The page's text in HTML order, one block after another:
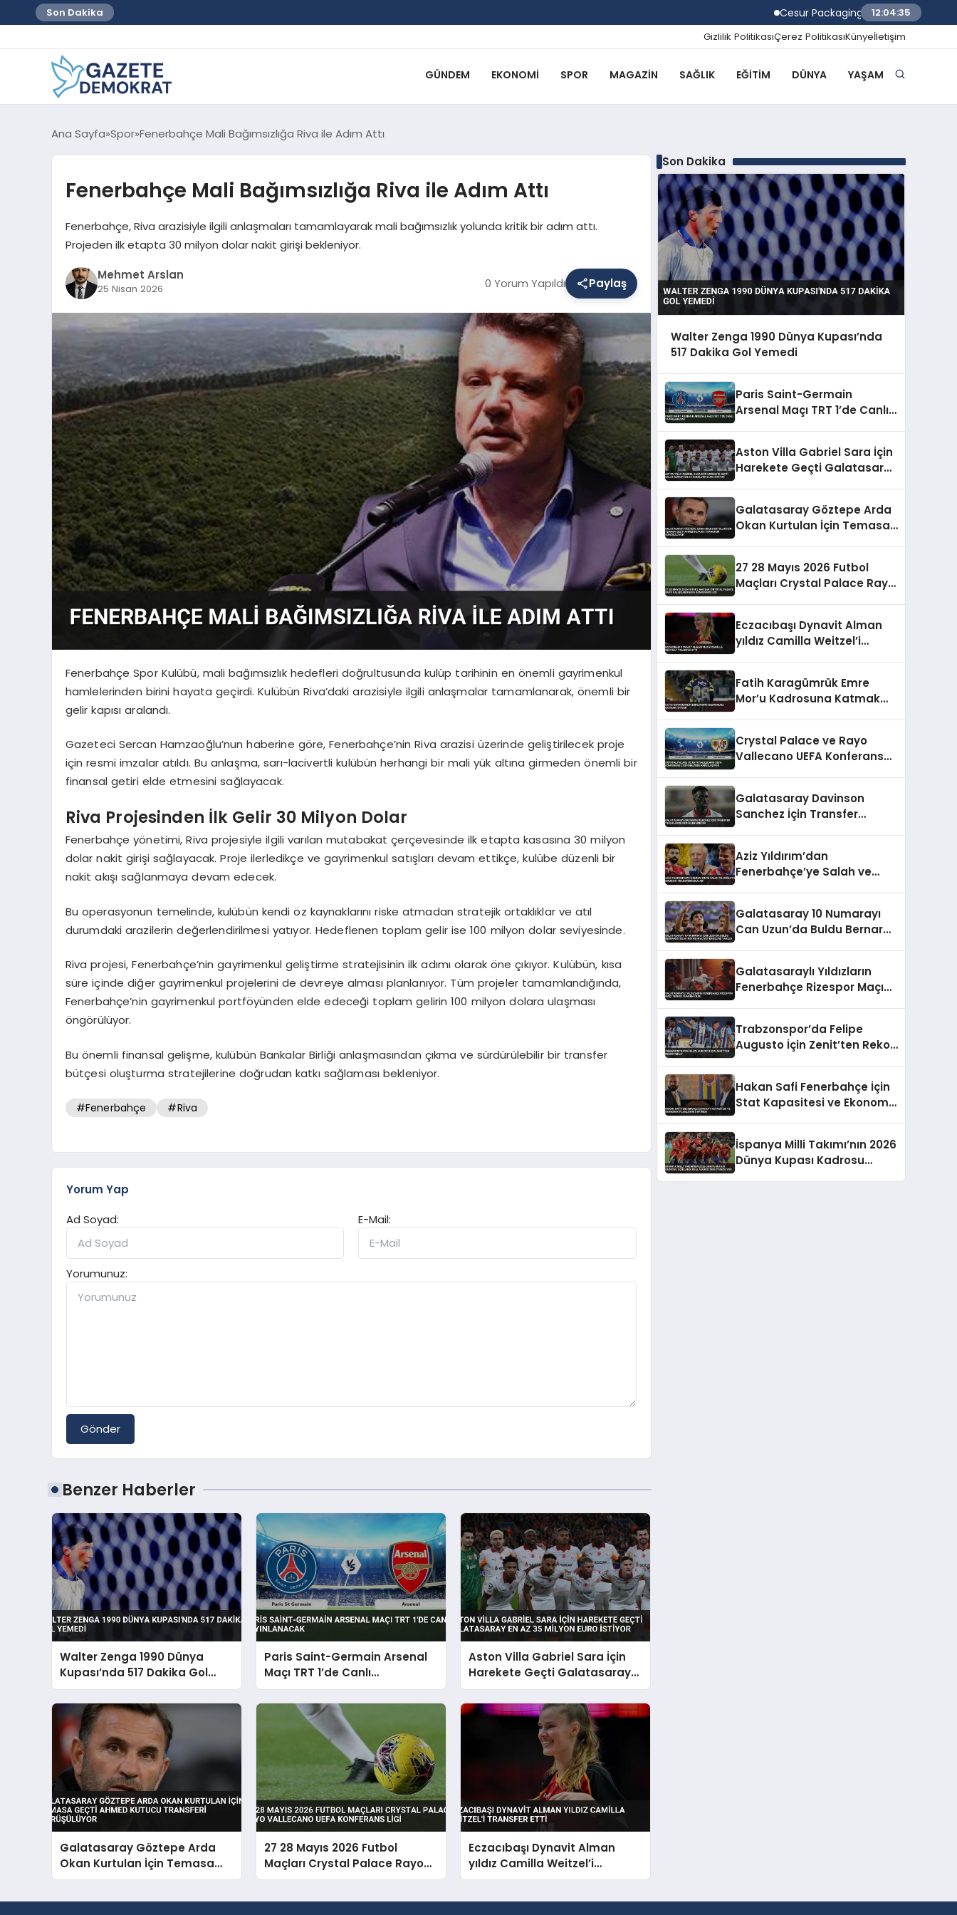
Son Dakika Cesur Packaging, Mısır’daki Üretim
12:04:36
Gizlilik PolitikasıÇerez PolitikasıKünyeİletişim
GÜNDEM EKONOMI SPOR MAGAZIN SAĞLIK EĞITIM DÜNYA YAŞAM
Ana Sayfa Spor Fenerbahçe Mali Bağımsızlığa Riva ile Adım Attı
Fenerbahçe Mali Bağımsızlığa Riva ile Adım Attı
Fenerbahçe, Riva arazisiyle ilgili anlaşmaları tamamlayarak mali bağımsızlık yolunda kritik bir adım attı.
Projeden ilk etapta 30 milyon dolar nakit girişi bekleniyor.
Mehmet Arslan
25 Nisan 2026 0 Yorum Yapıldı Paylaş
Fenerbahçe Spor Kulübü, mali bağımsızlık hedefleri doğrultusunda kulüp tarihinin en önemli gayrimenkul
hamlelerinden birini hayata geçirdi. Kulübün Riva’daki arazisiyle ilgili anlaşmalar tamamlanarak, önemli bir
gelir kapısı aralandı.
Gazeteci Sercan Hamzaoğlu’nun haberine göre, Fenerbahçe’nin Riva arazisi üzerinde geliştirilecek proje
için resmi imzalar atıldı. Bu anlaşma, sarı-lacivertli kulübün herhangi bir mali yük altına girmeden önemli bir
finansal getiri elde etmesini sağlayacak.
Riva Projesinden İlk Gelir 30 Milyon Dolar
Fenerbahçe yönetimi, Riva projesiyle ilgili varılan mutabakat çerçevesinde ilk etapta kasasına 30 milyon
dolar nakit girişi sağlayacak. Proje ilerledikçe ve gayrimenkul satışları devam ettikçe, kulübe düzenli bir
nakit akışı sağlanmaya devam edecek.
Bu operasyonun temelinde, kulübün kendi öz kaynaklarını riske atmadan stratejik ortaklıklar ve atıl
durumdaki arazilerin değerlendirilmesi yatıyor. Hedeflenen toplam gelir ise 100 milyon dolar seviyesinde.
Riva projesi, Fenerbahçe’nin gayrimenkul geliştirme stratejisinin ilk adımı olarak öne çıkıyor. Kulübün, kısa
süre içinde diğer gayrimenkul projelerini de devreye alması planlanıyor. Tüm projeler tamamlandığında,
Fenerbahçe’nin gayrimenkul portföyünden elde edeceği toplam gelirin 100 milyon dolara ulaşması
öngörülüyor.
Bu önemli finansal gelişme, kulübün Bankalar Birliği anlaşmasından çıkma ve sürdürülebilir bir transfer
bütçesi oluşturma stratejilerine doğrudan katkı sağlaması bekleniyor.
#Fenerbahçe #Riva
Yorum Yap
Ad Soyad:
E-Mail:
Yorumunuz:
Gönder
Benzer Haberler
Walter Zenga 1990 Dünya
Kupası’nda 517 Dakika Gol
Yemedi
Paris Saint-Germain Arsenal
Maçı TRT 1’de Canlı
Yayınlanacak
Aston Villa Gabriel Sara İçin
Harekete Geçti Galatasaray
En Az 35 Milyon Euro İstiyor
Galatasaray Göztepe Arda
Okan Kurtulan İçin Temasa
Geçti Ahmed Kutucu Transferi
27 28 Mayıs 2026 Futbol
Maçları Crystal Palace Rayo
Vallecano UEFA Konferans Ligi
Eczacıbaşı Dynavit Alman
yıldız Camilla Weitzel’i
transfer etti
Son Dakika
Walter Zenga 1990 Dünya Kupası’nda
517 Dakika Gol Yemedi
Paris Saint-Germain
Arsenal Maçı TRT 1’de Canlı
Aston Villa Gabriel Sara İçin
Harekete Geçti Galatasaray
Galatasaray Göztepe Arda
Okan Kurtulan İçin Temasa
27 28 Mayıs 2026 Futbol
Maçları Crystal Palace Rayo
Eczacıbaşı Dynavit Alman
yıldız Camilla Weitzel’i
Fatih Karagümrük Emre
Mor’u Kadrosuna Katmak
Crystal Palace ve Rayo
Vallecano UEFA Konferans
Galatasaray Davinson
Sanchez İçin Transfer
Aziz Yıldırım’dan
Fenerbahçe’ye Salah ve
Galatasaray 10 Numarayı
Can Uzun’da Buldu Bernardo
Galatasaraylı Yıldızların
Fenerbahçe Rizespor Maçı
Trabzonspor’da Felipe
Augusto İçin Zenit’ten Rekor
Hakan Safi Fenerbahçe İçin
Stat Kapasitesi ve Ekonomik
İspanya Milli Takımı’nın 2026
Dünya Kupası Kadrosu